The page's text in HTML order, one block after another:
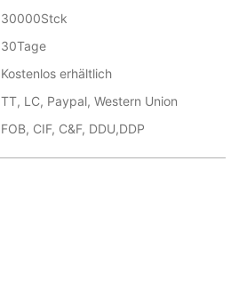
30000Stck
30Tage
Kostenlos erhältlich
TT, LC, Paypal, Western Union
FOB, CIF, C&F, DDU,DDP